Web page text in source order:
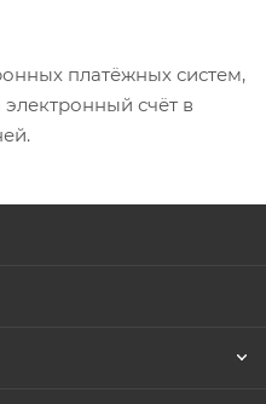
платёжных систем,
электронный счёт в